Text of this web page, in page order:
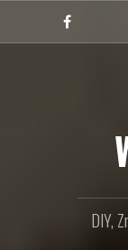
treści
Facebook
DIY,